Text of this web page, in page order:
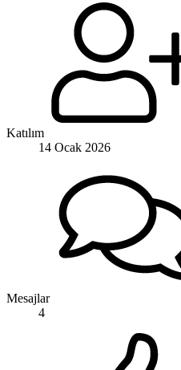
Katılım
14 Ocak 2026
Mesajlar
4